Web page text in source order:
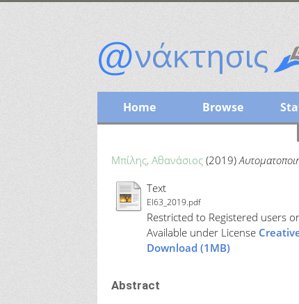
Home Browse
Μπίλης, Αθανάσιος (2019)
Text
ΕΙ63_2019.pdf
Restricted to Registered users
Available under License
Download (1MB)
Abstract